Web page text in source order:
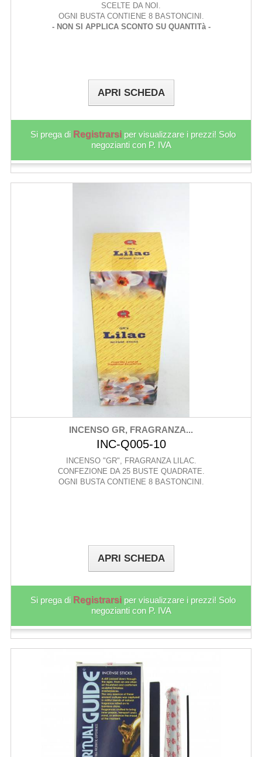
SCELTE DA NOI.
OGNI BUSTA CONTIENE 8 BASTONCINI.
- NON SI APPLICA SCONTO SU QUANTITà -
APRI SCHEDA
Si prega di Registrarsi per visualizzare i prezzi! Solo
negozianti con P. IVA
INCENSO GR, FRAGRANZA...
INC-Q005-10
INCENSO "GR", FRAGRANZA LILAC.
CONFEZIONE DA 25 BUSTE QUADRATE.
OGNI BUSTA CONTIENE 8 BASTONCINI.
APRI SCHEDA
Si prega di Registrarsi per visualizzare i prezzi! Solo
negozianti con P. IVA